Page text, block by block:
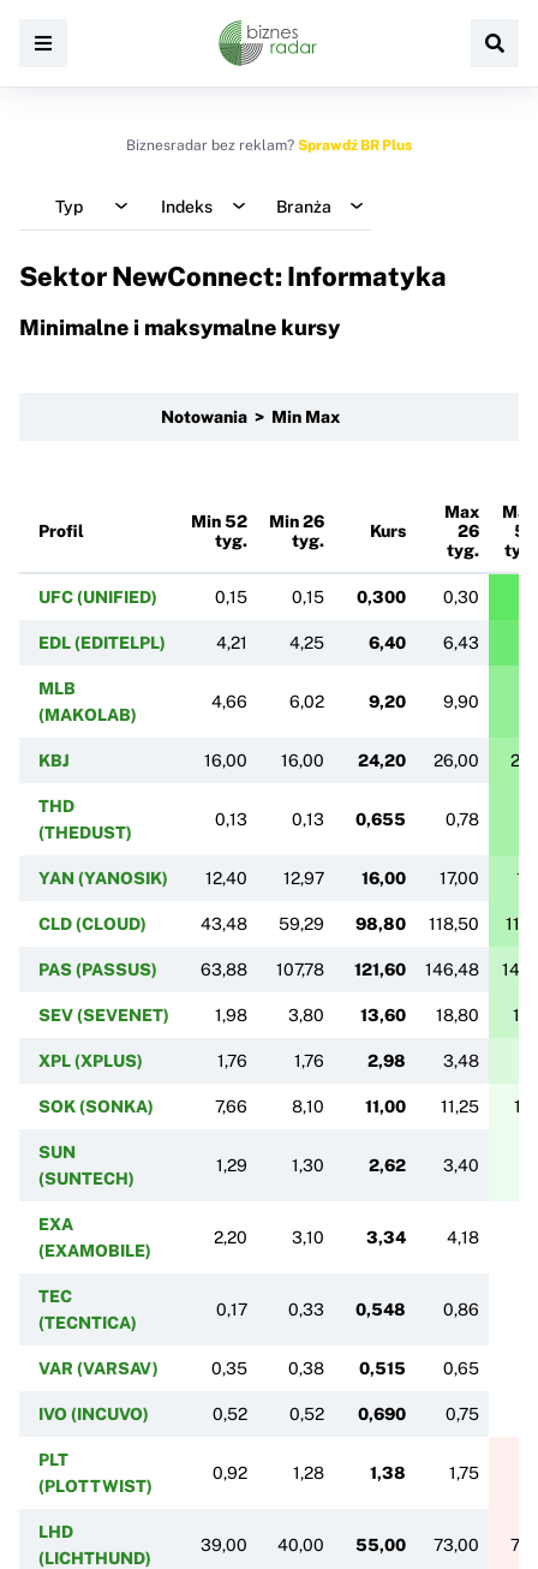
Biznesradar bez reklam? Sprawdź BR Plus
Typ Indeks Branża
Sektor NewConnect: Informatyka
Minimalne i maksymalne kursy
Notowania > Min Max
Profil
Min 52
tyg.
Min 26
tyg.
Kurs
Max
26
tyg.
Max
52
tyg.
UFC (UNIFIED) 0,15 0,15 0,300 0,30
EDL (EDITELPL) 4,21 4,25 6,40 6,43
MLB
(MAKOLAB)
4,66 6,02 9,20 9,90
KBJ 16,00 16,00 24,20 26,00
THD
(THEDUST)
0,13 0,13 0,655 0,78
YAN (YANOSIK) 12,40 12,97 16,00 17,00
CLD (CLOUD) 43,48 59,29 98,80 118,50
PAS (PASSUS) 63,88 107,78 121,60 146,48
SEV (SEVENET) 1,98 3,80 13,60 18,80
XPL (XPLUS) 1,76 1,76 2,98 3,48
SOK (SONKA) 7,66 8,10 11,00 11,25
SUN
(SUNTECH)
1,29 1,30 2,62 3,40
EXA
(EXAMOBILE)
2,20 3,10 3,34 4,18
TEC
(TECNTICA)
0,17 0,33 0,548 0,86
VAR (VARSAV) 0,35 0,38 0,515 0,65
IVO (INCUVO) 0,52 0,52 0,690 0,75
PLT
(PLOTTWIST)
0,92 1,28 1,38 1,75
LHD
(LICHTHUND)
39,00 40,00 55,00 73,00